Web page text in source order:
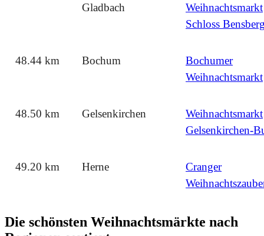
Gladbach
Weihnachtsmarkt
Schloss
48.44 km Bochum
Bochumer
Weihnachtsmarkt
48.50 km Gelsenkirchen
Weihnachtsmarkt
Gelsenkirchen-
49.20 km Herne
Cranger
Die schönsten Weihnachtsmärkte nach